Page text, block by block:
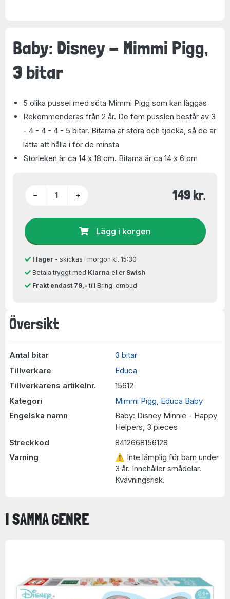
Översikt
Antal bitar
3 bitar
Tillverkare
Educa
Tillverkarens artikelnr.
15612
Kategori
Mimmi Pigg Educa Baby
Engelska namn
Baby: Disney Minnie - Happy
Helpers, 3 pieces
Streckkod
8412668156128
Varning
⚠ Inte lämplig för barn under
3 år. Innehåller smådelar.
Kvävningsrisk.
Baby: Disney - Mimmi Pigg,
3 bitar
5 olika pussel med söta Mimmi Pigg som kan läggas
Rekommenderas från 2 år. De fem pusslen består av 3
- 4 - 4 - 4 - 5 bitar. Bitarna är stora och tjocka, så de är
lätta att hålla i för de minsta
Storleken är ca 14 x 18 cm. Bitarna är ca 14 x 6 cm
− + 149 kr.
Lägg i korgen
I lager - skickas i morgon kl. 15:30
Betala tryggt med Klarna eller Swish
Frakt endast 79,- till Bring-ombud
I SAMMA GENRE